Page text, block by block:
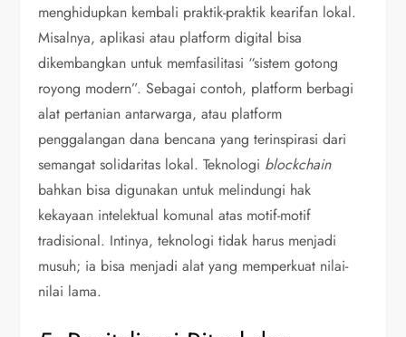
menghidupkan kembali praktik-praktik kearifan lokal.
Misalnya, aplikasi atau platform digital bisa
dikembangkan untuk memfasilitasi “sistem gotong
royong modern”. Sebagai contoh, platform berbagi
alat pertanian antarwarga, atau platform
penggalangan dana bencana yang terinspirasi dari
semangat solidaritas lokal. Teknologi blockchain
bahkan bisa digunakan untuk melindungi hak
kekayaan intelektual komunal atas motif-motif
tradisional. Intinya, teknologi tidak harus menjadi
musuh; ia bisa menjadi alat yang memperkuat nilai-
nilai lama.